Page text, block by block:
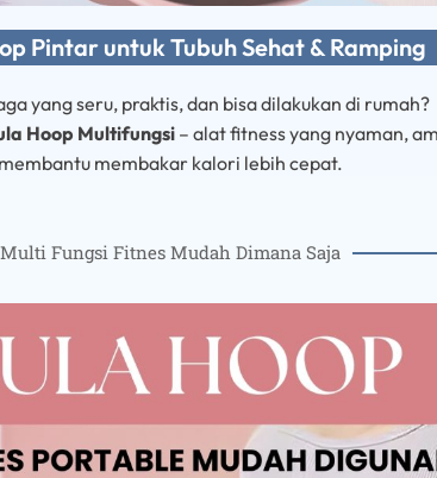
Pintar untuk Tubuh Sehat & Ramping
yang seru, praktis, dan bisa dilakukan di rumah?
Hoop Multifungsi – alat fitness yang nyaman,
membantu membakar kalori lebih cepat.
Multi Fungsi Fitnes Mudah Dimana Saja